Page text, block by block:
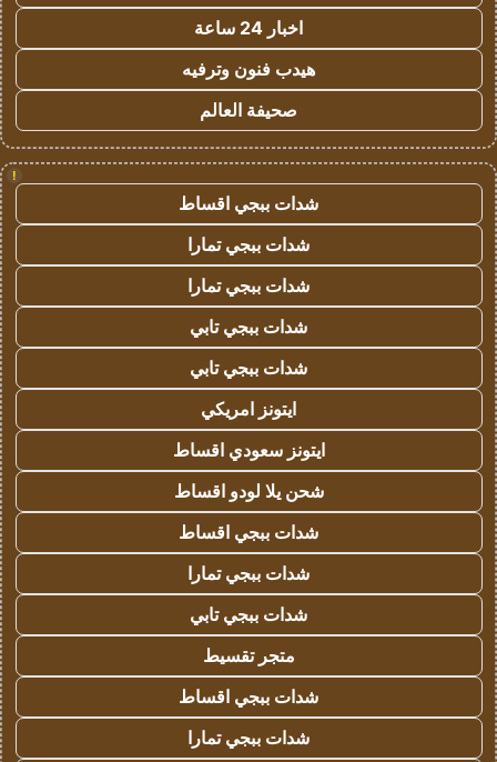
اخبار 24 ساعة
هيدب فنون وترفيه
صحيفة العالم
!
شدات ببجي اقساط
شدات ببجي تمارا
شدات ببجي تمارا
شدات ببجي تابي
شدات ببجي تابي
ايتونز امريكي
ايتونز سعودي اقساط
شحن يلا لودو اقساط
شدات ببجي اقساط
شدات ببجي تمارا
شدات ببجي تابي
متجر تقسيط
شدات ببجي اقساط
شدات ببجي تمارا